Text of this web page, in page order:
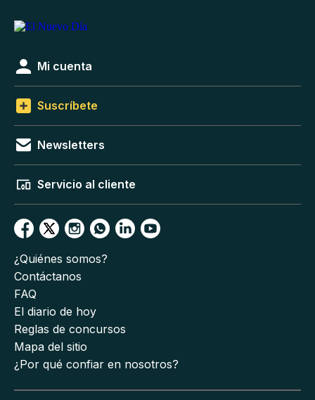
Mi cuenta
Suscríbete
Newsletters
Servicio al cliente
¿Quiénes somos?
Contáctanos
FAQ
El diario de hoy
Reglas de concursos
Mapa del sitio
¿Por qué confiar en nosotros?